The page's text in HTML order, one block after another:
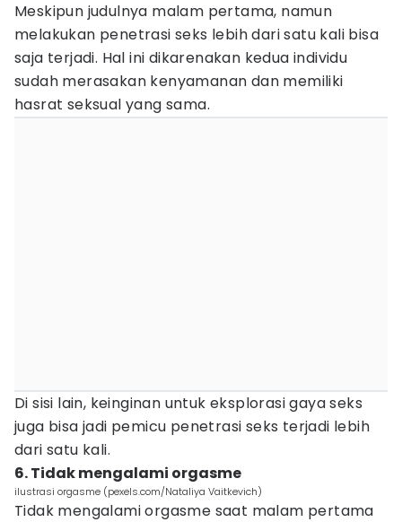
Meskipun judulnya malam pertama, namun
melakukan penetrasi seks lebih dari satu kali bisa
saja terjadi. Hal ini dikarenakan kedua individu
sudah merasakan kenyamanan dan memiliki
hasrat seksual yang sama.
Di sisi lain, keinginan untuk eksplorasi gaya seks
juga bisa jadi pemicu penetrasi seks terjadi lebih
dari satu kali.
6. Tidak mengalami orgasme
ilustrasi orgasme (pexels.com/Nataliya Vaitkevich)
Tidak mengalami orgasme saat malam pertama